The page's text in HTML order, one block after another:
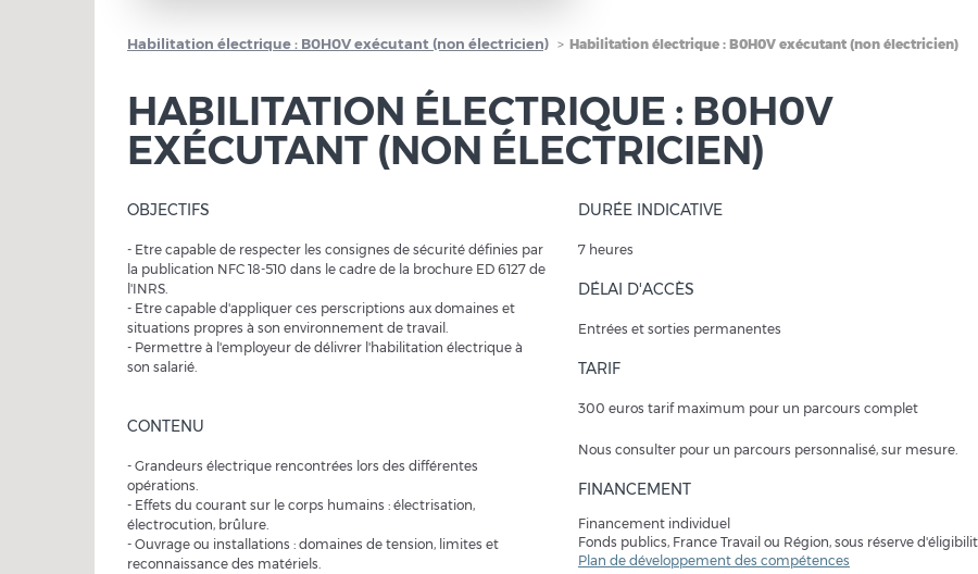
Habilitation électrique : B0H0V exécutant (non électricien) Habilitation électrique : B0H0V exécutant (non électricien)
HABILITATION ÉLECTRIQUE : B0H0V
EXÉCUTANT (NON ÉLECTRICIEN)
OBJECTIFS
- Etre capable de respecter les consignes de sécurité définies par
la publication NFC 18-510 dans le cadre de la brochure ED 6127 de
l'INRS.
- Etre capable d'appliquer ces perscriptions aux domaines et
situations propres à son environnement de travail.
- Permettre à l'employeur de délivrer l'habilitation électrique à
son salarié.
CONTENU
- Grandeurs électrique rencontrées lors des différentes
opérations.
- Effets du courant sur le corps humains : électrisation,
électrocution, brûlure.
- Ouvrage ou installations : domaines de tension, limites et
reconnaissance des matériels.
DURÉE INDICATIVE
7 heures
DÉLAI D'ACCÈS
Entrées et sorties permanentes
TARIF
300 euros tarif maximum pour un parcours complet
Nous consulter pour un parcours personnalisé, sur mesure.
FINANCEMENT
Financement individuel
Fonds publics, France Travail ou Région, sous réserve
Plan de développement des compétences